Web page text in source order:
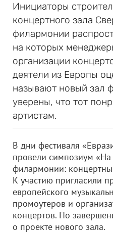
Инициаторы
концертного зала
филармонии
на которых
организации
деятели из Европы
называют новый зал
уверены, что тот
артистам.
В дни фестиваля
провели симпозиум «На
филармонии:
К участию пригласили
европейского
промоутеров и
концертов. По
о проекте нового зала.